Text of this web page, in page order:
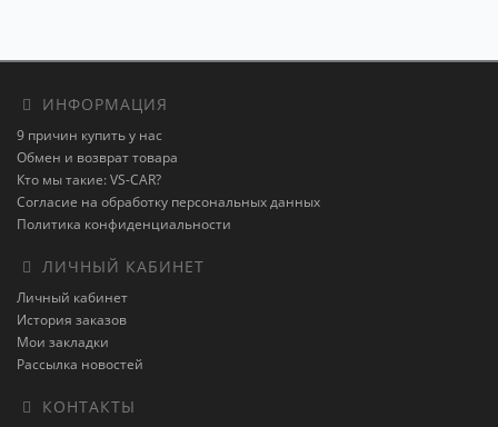
ИНФОРМАЦИЯ
9 причин купить у нас
Обмен и возврат товара
Кто мы такие: VS-CAR?
Согласие на обработку персональных данных
Политика конфиденциальности
ЛИЧНЫЙ КАБИНЕТ
Личный кабинет
История заказов
Мои закладки
Рассылка новостей
КОНТАКТЫ